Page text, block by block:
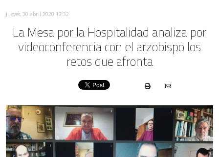
Jueves, 30 abril 2020 12:32
La Mesa por la Hospitalidad analiza por
videoconferencia con el arzobispo los
retos que afronta